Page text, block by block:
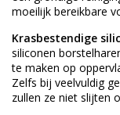
moeilijk bereikbare
Krasbestendige
siliconen
te maken op
Zelfs bij veelvuldig
zullen ze niet slijten